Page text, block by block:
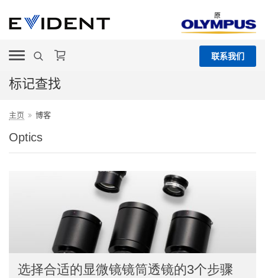
原
联系我们
标记查找
主页 博客
Optics
选择合适的显微镜镜筒透镜的3个步骤